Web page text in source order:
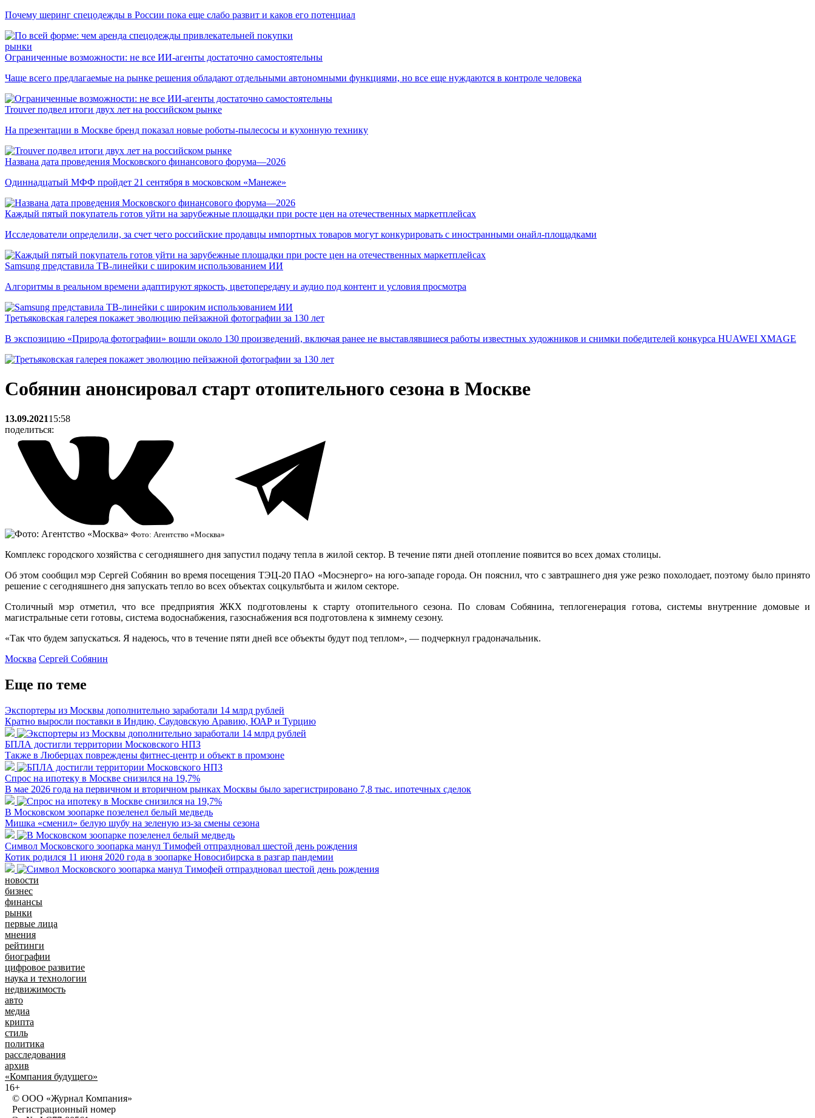
Почему шеринг спецодежды в России пока еще слабо развит и каков его потенциал
рынки
Ограниченные возможности: не все ИИ-агенты достаточно самостоятельны
Чаще всего предлагаемые на рынке решения обладают отдельными автономными функциями, но все еще нуждаются в контроле человека
Trouver подвел итоги двух лет на российском рынке
На презентации в Москве бренд показал новые роботы-пылесосы и кухонную технику
Названа дата проведения Московского финансового форума—2026
Одиннадцатый МФФ пройдет 21 сентября в московском «Манеже»
Каждый пятый покупатель готов уйти на зарубежные площадки при росте цен на отечественных маркетплейсах
Исследователи определили, за счет чего российские продавцы импортных товаров могут конкурировать с иностранными онайл-площадками
Samsung представила ТВ-линейки с широким использованием ИИ
Алгоритмы в реальном времени адаптируют яркость, цветопередачу и аудио под контент и условия просмотра
Третьяковская галерея покажет эволюцию пейзажной фотографии за 130 лет
В экспозицию «Природа фотографии» вошли около 130 произведений, включая ранее не выставлявшиеся работы известных художников и снимки победителей конкурса HUAWEI XMAGE
Собянин анонсировал старт отопительного сезона в Москве
13.09.202115:58
поделиться:
Фото: Агентство «Москва»
Комплекс городского хозяйства с сегодняшнего дня запустил подачу тепла в жилой сектор. В течение пяти дней отопление появится во всех домах столицы.
Об этом сообщил мэр Сергей Собянин во время посещения ТЭЦ-20 ПАО «Мосэнерго» на юго-западе города. Он пояснил, что с завтрашнего дня уже резко похолодает, поэтому было принято
решение с сегодняшнего дня запускать тепло во всех объектах соцкультбыта и жилом секторе.
Столичный мэр отметил, что все предприятия ЖКХ подготовлены к старту отопительного сезона. По словам Собянина, теплогенерация готова, системы внутренние домовые и
магистральные сети готовы, система водоснабжения, газоснабжения вся подготовлена к зимнему сезону.
«Так что будем запускаться. Я надеюсь, что в течение пяти дней все объекты будут под теплом», — подчеркнул градоначальник.
Москва Сергей Собянин
Еще по теме
Экспортеры из Москвы дополнительно заработали 14 млрд рублей
Кратно выросли поставки в Индию, Саудовскую Аравию, ЮАР и Турцию
БПЛА достигли территории Московского НПЗ
Также в Люберцах повреждены фитнес-центр и объект в промзоне
Спрос на ипотеку в Москве снизился на 19,7%
В мае 2026 года на первичном и вторичном рынках Москвы было зарегистрировано 7,8 тыс. ипотечных сделок
В Московском зоопарке позеленел белый медведь
Мишка «сменил» белую шубу на зеленую из-за смены сезона
Символ Московского зоопарка манул Тимофей отпраздновал шестой день рождения
Котик родился 11 июня 2020 года в зоопарке Новосибирска в разгар пандемии
новости
бизнес
финансы
рынки
первые лица
мнения
рейтинги
биографии
цифровое развитие
наука и технологии
недвижимость
авто
медиа
крипта
стиль
политика
расследования
архив
«Компания будущего»
16+
© ООО «Журнал Компания»
Регистрационный номер